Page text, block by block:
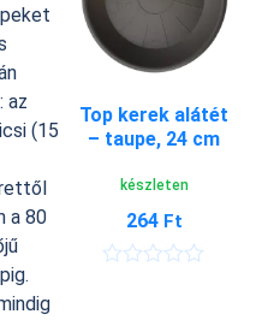
az
(15
a 80
Top kerek alátét
– taupe, 24 cm
készleten
264 Ft